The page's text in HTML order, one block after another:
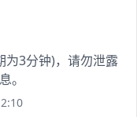
为3分钟)，请勿泄露
。